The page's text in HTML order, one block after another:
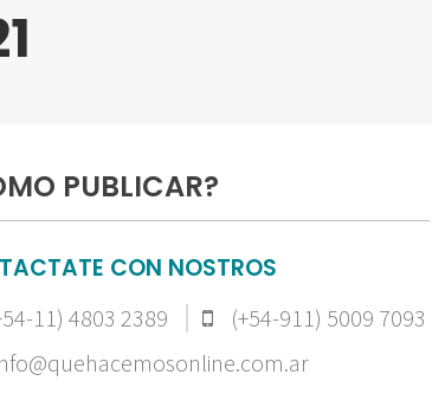
PUBLICAR?
CON NOSTROS
11) 4803 2389
(+54-911) 5009 7093